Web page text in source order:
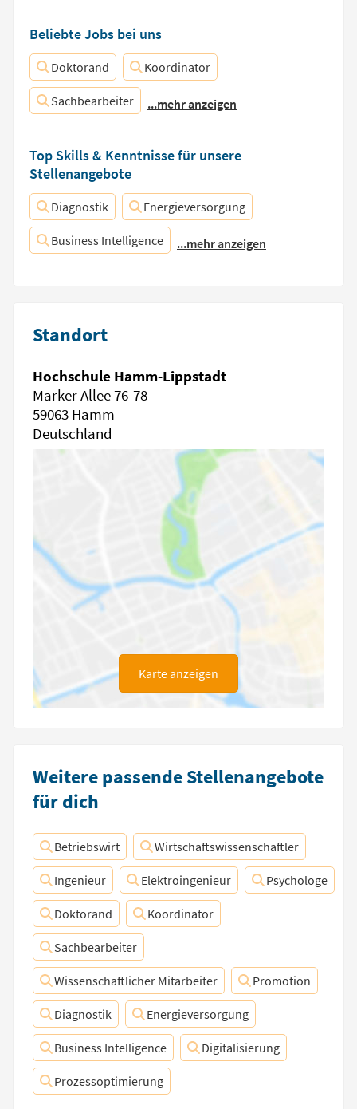
Beliebte Jobs bei uns
Doktorand Koordinator
Sachbearbeiter ...mehr anzeigen
Top Skills & Kenntnisse für unsere
Stellenangebote
Diagnostik Energieversorgung
Business Intelligence ...mehr anzeigen
Standort
Hochschule Hamm-Lippstadt
Marker Allee 76-78
59063 Hamm
Deutschland
Karte anzeigen
Weitere passende Stellenangebote
für dich
Betriebswirt Wirtschaftswissenschaftler
Ingenieur Elektroingenieur Psychologe
Doktorand Koordinator
Sachbearbeiter
Wissenschaftlicher Mitarbeiter Promotion
Diagnostik Energieversorgung
Business Intelligence Digitalisierung
Prozessoptimierung